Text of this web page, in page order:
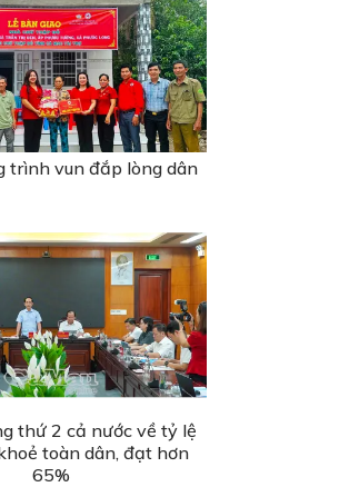
trình vun đắp lòng dân
thứ 2 cả nước về tỷ lệ
toàn dân, đạt hơn
65%